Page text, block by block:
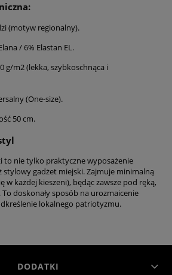
(motyw regionalny).
/ 6% Elastan EL.
g/m2 (lekka, szybkoschnąca i
(One-size).
50 cm.
to nie tylko praktyczne wyposażenie
stylowy gadżet miejski. Zajmuje minimalną
w każdej kieszeni), będąc zawsze pod ręką,
doskonały sposób na urozmaicenie
lokalnego patriotyzmu.
DODATKI